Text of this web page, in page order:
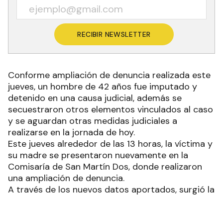
RECIBIR NEWSLETTER
Conforme ampliación de denuncia realizada este
jueves, un hombre de 42 años fue imputado y
detenido en una causa judicial, además se
secuestraron otros elementos vinculados al caso
y se aguardan otras medidas judiciales a
realizarse en la jornada de hoy.
Este jueves alrededor de las 13 horas, la víctima y
su madre se presentaron nuevamente en la
Comisaría de San Martín Dos, donde realizaron
una ampliación de denuncia.
A través de los nuevos datos aportados, surgió la